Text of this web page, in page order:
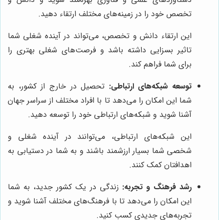
تخصص خود را در زمینه‌های مختلف ارتقاء دهید.
این ارتقاء دانش و تخصص، می‌تواند در آینده شغلی شما
تاثیر بسزایی داشته باشد و فرصت‌های شغلی بهتری را
برای شما فراهم کند.
توسعه شبکه‌های ارتباطی: تحصیل در خارج از کشور، به
شما این امکان را می‌دهد تا با افراد مختلف از سراسر جهان
آشنا شوید و شبکه‌های ارتباطی خود را توسعه دهید.
این شبکه‌های ارتباطی، می‌توانند در آینده شغلی و
شخصی شما بسیار ارزشمند باشند و به شما در دستیابی به
اهدافتان کمک کنند.
رشد فرهنگ و تجربه: زندگی در یک کشور جدید، به شما
این امکان را می‌دهد تا با فرهنگ‌های مختلف آشنا شوید و
تجربه‌های جدیدی کسب کنید.